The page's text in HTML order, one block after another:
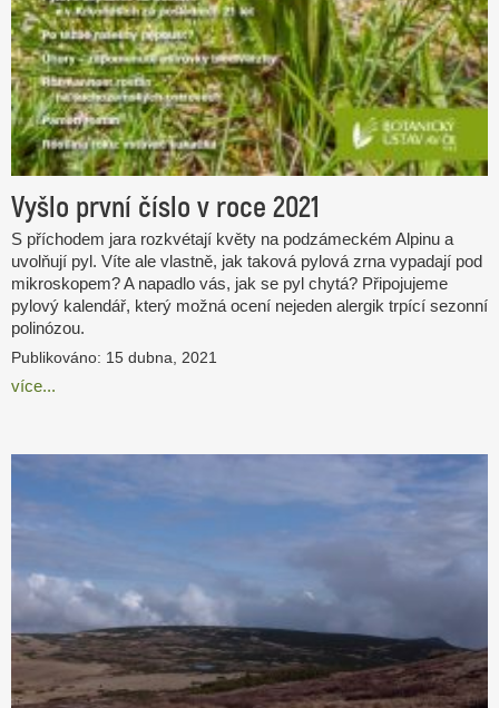
Vyšlo první číslo v roce 2021
S příchodem jara rozkvétají květy na podzámeckém Alpinu a
uvolňují pyl. Víte ale vlastně, jak taková pylová zrna vypadají pod
mikroskopem? A napadlo vás, jak se pyl chytá? Připojujeme
pylový kalendář, který možná ocení nejeden alergik trpící sezonní
polinózou.
Publikováno: 15 dubna, 2021
více...